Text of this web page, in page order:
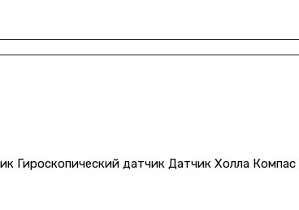
Гироскопический датчик Датчик Холла